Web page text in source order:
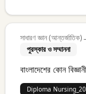
সাধারণ জ্ঞান (আন্তর্জাতিক)
পুরস্কার ও সম্মাননা
বাংলাদেশের কোন
Diploma